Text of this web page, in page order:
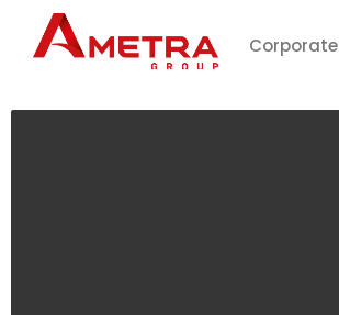
Corporate